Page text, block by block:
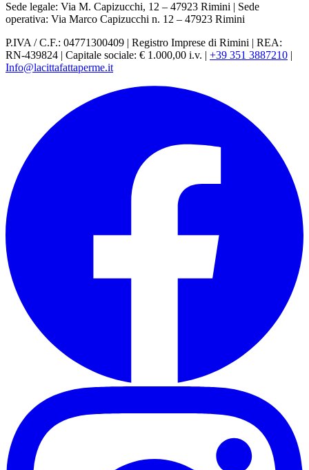
Sede legale: Via M. Capizucchi, 12 – 47923 Rimini | Sede
operativa: Via Marco Capizucchi n. 12 – 47923 Rimini
P.IVA / C.F.: 04771300409 | Registro Imprese di Rimini | REA:
RN-439824 | Capitale sociale: € 1.000,00 i.v. | +39 351 3887210 |
Info@lacittafattaperme.it